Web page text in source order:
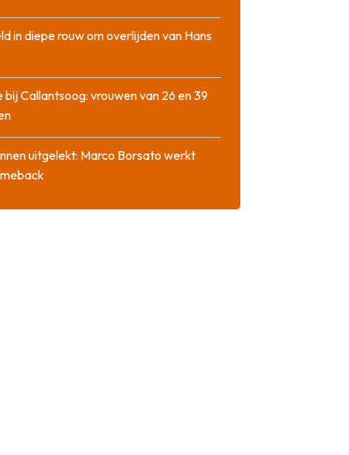
in diepe rouw om overlijden van Hans
bij Callantsoog: vrouwen van 26 en 39
uitgelekt: Marco Borsato werkt